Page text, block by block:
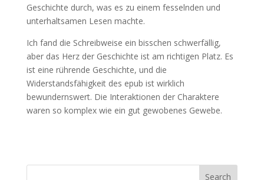
Geschichte durch, was es zu einem fesselnden und
unterhaltsamen Lesen machte.
Ich fand die Schreibweise ein bisschen schwerfällig,
aber das Herz der Geschichte ist am richtigen Platz. Es
ist eine rührende Geschichte, und die
Widerstandsfähigkeit des epub ist wirklich
bewundernswert. Die Interaktionen der Charaktere
waren so komplex wie ein gut gewobenes Gewebe.